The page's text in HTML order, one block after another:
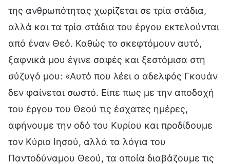
της ανθρωπότητας χωρίζεται σε τρία στάδια,
αλλά και τα τρία στάδια του έργου εκτελούνται
από έναν Θεό. Καθώς το σκεφτόμουν αυτό,
ξαφνικά μου έγινε σαφές και ξεστόμισα στη
σύζυγό μου: «Αυτό που λέει ο αδελφός Γκουάν
δεν φαίνεται σωστό. Είπε πως με την αποδοχή
του έργου του Θεού τις έσχατες ημέρες,
αφήνουμε την οδό του Κυρίου και προδίδουμε
τον Κύριο Ιησού, αλλά τα λόγια του
Παντοδύναμου Θεού, τα οποία διαβάζουμε τις